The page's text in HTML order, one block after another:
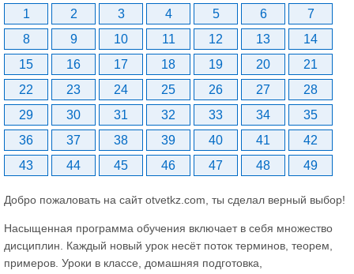
1 2 3 4 5 6
7
8
9 10 11 12 13
14
15
16 17 18 19 20
21
22
23 24 25 26 27
28
29
30 31 32 33 34
35
36
37 38 39 40 41
42
43
44 45 46 47 48 49
Добро пожаловать на сайт otvetkz.com, ты сделал верный выбор!
Насыщенная программа обучения включает в себя множество
дисциплин. Каждый новый урок несёт поток терминов, теорем,
примеров. Уроки в классе, домашняя подготовка,